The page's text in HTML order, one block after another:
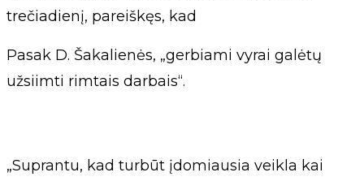
trečiadienį, pareiškęs, kad
Pasak D. Šakalienės, „gerbiami vyrai galėtų
užsiimti rimtais darbais“.
„Suprantu, kad turbūt įdomiausia veikla kai